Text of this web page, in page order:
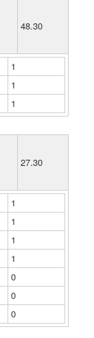
48.30
1
1
1
27.30
1
1
1
1
0
0
0